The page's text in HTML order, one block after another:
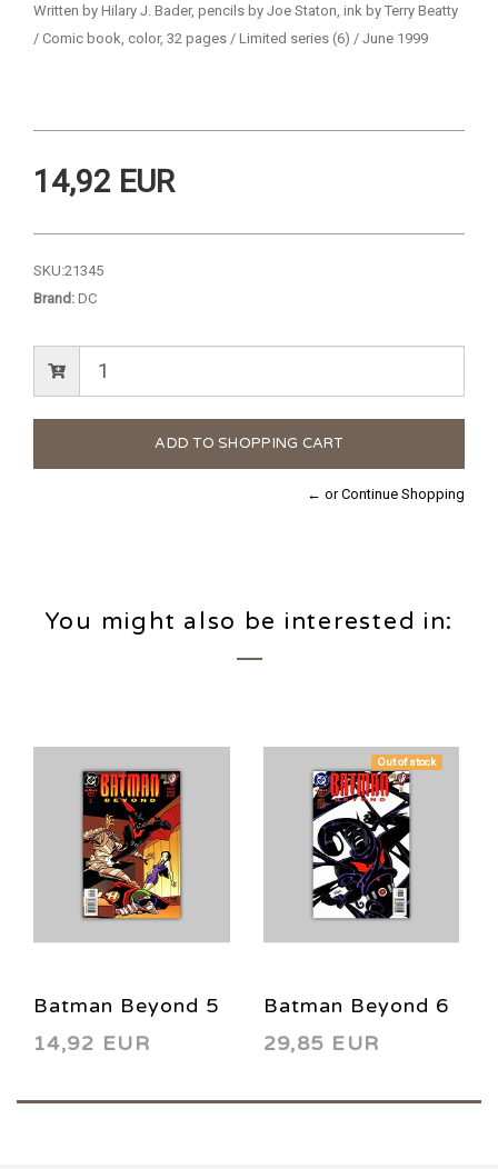
Written by Hilary J. Bader, pencils by Joe Staton, ink by Terry Beatty
/ Comic book, color, 32 pages / Limited series (6) / June 1999
14,92 EUR
SKU:21345
Brand: DC
← or Continue Shopping
You might also be interested in:
Batman Beyond 5
1999
14,92 EUR
Out of stock
Batman Beyond 6
1999
29,85 EUR